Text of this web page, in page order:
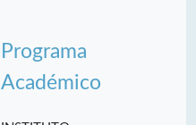
Programa
Académico